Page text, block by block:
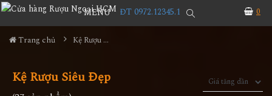
0
MENU ĐT 0972.12345.1
Trang chủ Kệ Rượu Siêu Đẹp
Kệ Rượu Siêu Đẹp